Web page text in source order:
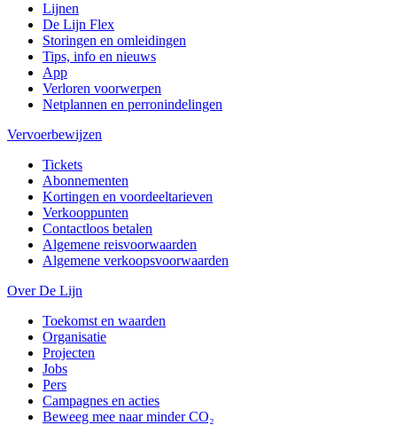
Lijnen
De Lijn Flex
Storingen en omleidingen
Tips, info en nieuws
App
Verloren voorwerpen
Netplannen en perronindelingen
Vervoerbewijzen
Tickets
Abonnementen
Kortingen en voordeeltarieven
Verkooppunten
Contactloos betalen
Algemene reisvoorwaarden
Algemene verkoopsvoorwaarden
Over De Lijn
Toekomst en waarden
Organisatie
Projecten
Jobs
Pers
Campagnes en acties
Beweeg mee naar minder CO₂